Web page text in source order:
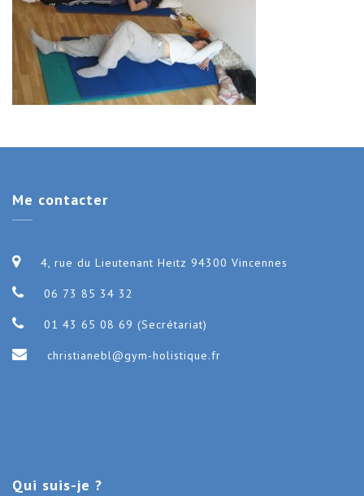
Me contacter
4, rue du Lieutenant Heitz 94300 Vincennes
06 73 85 34 32
01 43 65 08 69 (Secrétariat)
christianebl@gym-holistique.fr
Qui suis-je ?